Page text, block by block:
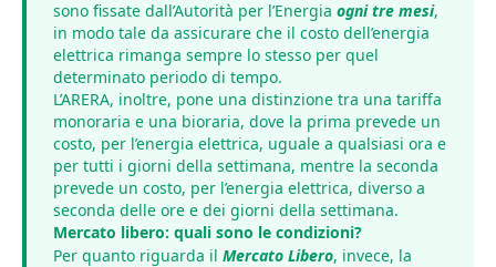
sono fissate dall’Autorità per l’Energia ogni tre mesi,
in modo tale da assicurare che il costo dell’energia
elettrica rimanga sempre lo stesso per quel
determinato periodo di tempo.
L’ARERA, inoltre, pone una distinzione tra una tariffa
monoraria e una bioraria, dove la prima prevede un
costo, per l’energia elettrica, uguale a qualsiasi ora e
per tutti i giorni della settimana, mentre la seconda
prevede un costo, per l’energia elettrica, diverso a
seconda delle ore e dei giorni della settimana.
Mercato libero: quali sono le condizioni?
Per quanto riguarda il Mercato Libero, invece, la